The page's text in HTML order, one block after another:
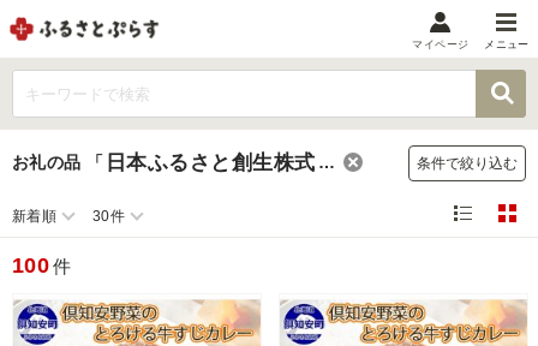
メニュー
マイメニュー
マイページ
メニュー
お礼の品から探す
お礼の品をカテゴリや金額で絞り込み
マイページ
お礼の品 「 日本ふるさと創生株式会社 」 条件で絞り込む
新着順 30件
100件